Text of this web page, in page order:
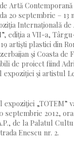
Artă
20 septembrie – 13
Internaţională
”, ediţia a VII-a,
artişti plastici din
şi Coasta de
de proiect fiind
și artistul
expoziţiei „TOTEM”
septembrie 2012,
de la Palatul
Enescu nr. 2.